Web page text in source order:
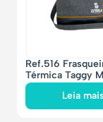
Ref.516
Térmica Taggy M
28x27x19cm –
Leia